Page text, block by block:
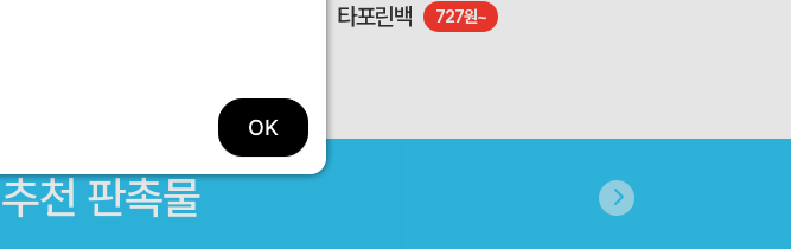
타포린백 727원~
천 판촉물
OK